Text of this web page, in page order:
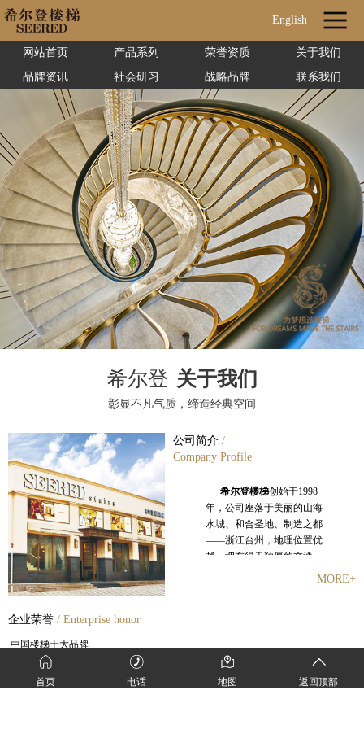
English
网站首页 产品系列 荣誉资质
关于我们
品牌资讯
社会研习 战略品牌 联系我们
希尔登 关于我们
彰显不凡气质，缔造经典空间
公司简介 /
Company Profile
希尔登楼梯创始于1998
年，公司座落于美丽的山海
水城、和合圣地、制造之都
——浙江台州 ，地理位置优
越，拥有得天独厚的交通、
人文、研发、创新等资源。
尔登走出了一条引以为傲的
独特创业之道。
MORE+
企业荣誉 / Enterprise honor
中国楼梯十大品牌
金木楼梯领军品牌
中国家装行业金钻奖
首页 电话 地图 返回顶部